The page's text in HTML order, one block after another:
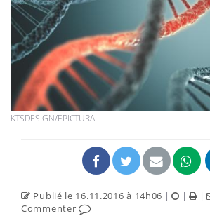
KTSDESIGN/EPICTURA
Publié le 16.11.2016 à 14h06 | | |
Commenter